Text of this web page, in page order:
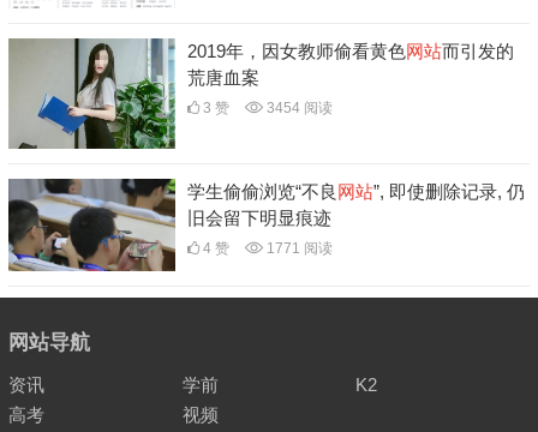
2019年，因女教师偷看黄色网站而引发的
荒唐血案
3 赞 3454 阅读
学生偷偷浏览“不良网站”, 即使删除记录, 仍
旧会留下明显痕迹
4 赞 1771 阅读
网站导航
资讯 学前
K2
高考
视频